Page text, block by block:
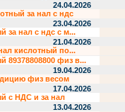
24.04.2026
за нал с ндс
23.04.2026
за нал с ндс с м...
21.04.2026
кислотный по...
89378808800 физ в...
19.04.2026
физ весом
17.04.2026
с НДС и за нал
13.04.2026